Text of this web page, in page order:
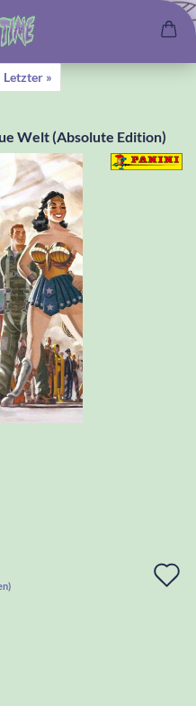
Letzter »
Welt (Absolute Edition)